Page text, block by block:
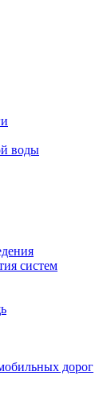
воды
систем
дорог